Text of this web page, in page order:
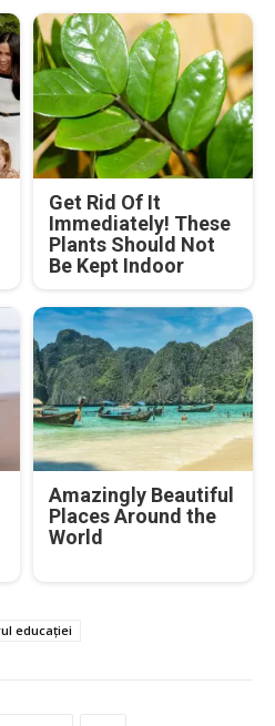
Get Rid Of It
Immediately! These
Plants Should Not
Be Kept Indoor
Amazingly Beautiful
Places Around the
World
educației